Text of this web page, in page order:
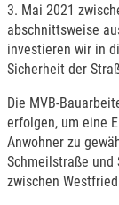
3. Mai 2021
abschnittsweise
investieren wir in
Sicherheit der
Die MVB-
erfolgen, um eine
Anwohner zu
Schmeilstraße und
zwischen